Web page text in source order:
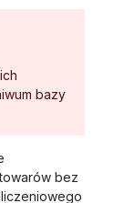
bazy
bez